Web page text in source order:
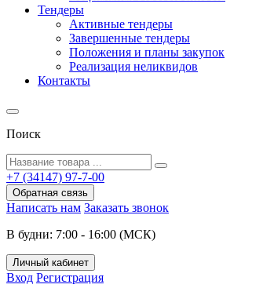
Тендеры
Активные тендеры
Завершенные тендеры
Положения и планы закупок
Реализация неликвидов
Контакты
Поиск
+7 (34147) 97-7-00
Обратная связь
Написать нам Заказать звонок
В будни: 7:00 - 16:00 (МСК)
Личный кабинет
Вход Регистрация